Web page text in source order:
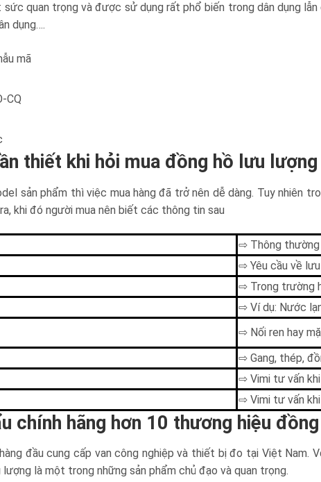
quan trọng và được sử dụng rất phổ biến trong dân dụng
dụng….
mã
CQ
thiết khi hỏi mua đồng hồ lưu lượng
sản phẩm thì việc mua hàng đã trở nên dễ dàng. Tuy
khi đó người mua nên biết các thông tin sau
⇨ Thông thường
⇨ Yêu cầu về
⇨ Trong trường
⇨ Ví dụ: Nước
⇨ Nối ren hay
⇨ Gang, thép,
⇨ Vimi tư vấn
⇨ Vimi tư vấn
chính hãng hơn 10 thương hiệu
đầu cung cấp van công nghiệp và thiết bị đo tại Việt Nam.
là một trong những sản phẩm chủ đạo và quan trọng.